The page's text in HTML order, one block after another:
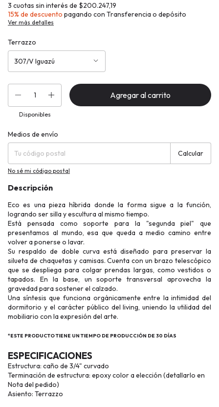
3 cuotas sin interés de $200.247,19
15% de descuento pagando con Transferencia o depósito
Ver más detalles
Terrazzo
Disponibles
Entregas para el CP:
Medios de envío
Calcular
No sé mi código postal
Descripción
Eco es una pieza híbrida donde la forma sigue a la función,
logrando ser silla y escultura al mismo tiempo.
Está pensada como soporte para la "segunda piel" que
presentamos al mundo, esa que queda a medio camino entre
volver a ponerse o lavar.
Su respaldo de doble curva está diseñado para preservar la
silueta de chaquetas y camisas. Cuenta con un brazo telescópico
que se despliega para colgar prendas largas, como vestidos o
tapados. En la base, un soporte transversal aprovecha la
gravedad para sostener el calzado.
Una síntesis que funciona orgánicamente entre la intimidad del
dormitorio y el carácter público del living, uniendo la utilidad del
mobiliario con la expresión del arte.
*ESTE PRODUCTO TIENE UN TIEMPO DE PRODUCCIÓN DE 30 DÍAS
ESPECIFICACIONES
Estructura: caño de 3/4" curvado
Terminación de estructura: epoxy color a elección (detallarlo en
Nota del pedido)
Asiento: Terrazzo